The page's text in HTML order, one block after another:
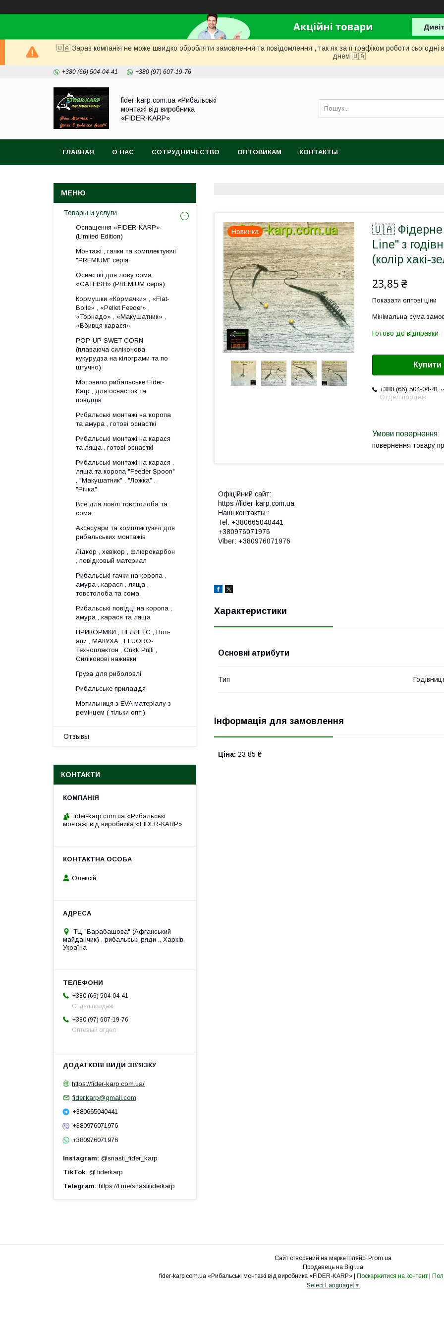
🇺🇦 Зараз компанія не може швидко обробляти замовлення та повідомлення , так як за її графіком роботи
днем ​​🇺🇦
+380 (66) 504-04-41 +380 (97) 607-19-76
fider-karp.com.ua «Рибальські
монтажі від виробника
«FIDER-KARP»
ГЛАВНАЯ О НАС СОТРУДНИЧЕСТВО ОПТОВИКАМ КОНТАКТЫ
Новинка
🇺🇦 Фідерне
Line" з
(колір
23,85 ₴
Показати оптові ціни
Мінімальна сума
Готово до відправки
Купити
+380 (66) 504-04-41
Отдел продаж
повернення товару
Офіційний сайт:
https://fider-karp.com.ua
Наші контакты :
Tel. +380665040441
+380976071976
Viber: +380976071976
Характеристики
Основні атрибути
Тип
Інформація для замовлення
Ціна: 23,85 ₴
Товары и услуги
Оснащення «FIDER-KARP»
(Limited Edition)
Монтажі , гачки та комплектуючі
"PREMIUM" серія
Оснасткі для лову сома
«CATFISH» (PREMIUM серія)
Кормушки «Кормачки» , «Flat-
Boile» , «Pellet Feeder» ,
«Торнадо» , «Макушатник» ,
«Вбивця карася»
POP-UP SWET CORN
(плаваюча силіконова
кукурудза на кілограми та по
штучно)
Мотовило рибальське Fider-
Karp , для оснасток та
повідців
Рибальські монтажі на коропа
та амура , готові оснасткі
Рибальські монтажі на карася
та ляща , готові оснасткі
Рибальські монтажі на карася ,
ляща та коропа "Feeder Spoon"
, "Макушатник" , "Ложка" ,
"Річка"
Все для ловлi товстолоба та
сома
Аксесуари та комплектуючі для
рибальських монтажів
Лідкор , хевікор , флюрокарбон
, повідковый материал
Рибальські гачки на коропа ,
амура , карася , ляща ,
товстолоба та сома
Рибальські повідці на коропа ,
амура , карася та ляща
ПРИКОРМКИ , ПЕЛЛЕТС , Поп-
апи , МАКУХА , FLUORО-
Техноплактон , Cukk Puffi ,
Силіконові наживки
Груза для риболовлі
Рибальське приладдя
Мотильниця з EVA матеріалу з
ремінцем ( тільки опт.)
Отзывы
КОНТАКТИ
fider-karp.com.ua «Рибальські
монтажі від виробника «FIDER-KARP»
Олексій
ТЦ "Барабашова" (Афганський
майданчик) , рибальські ряди ,, Харків,
Україна
+380 (66) 504-04-41
Отдел продаж
+380 (97) 607-19-76
Оптовый отдел
https://fider-karp.com.ua/
fider.karp@gmail.com
+380665040441
+380976071976
+380976071976
Instagram @snasti_fider_karp
TikTok @.fiderkarp
Telegram https://t.me/snastifiderkarp
Сайт створений на маркетплейсі Prom.ua
Продавець на Bigl.ua
Поскаржитися на контент
Select Language ▼